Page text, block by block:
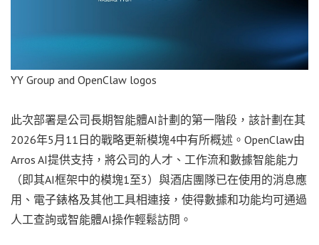
YY Group and OpenClaw logos
此次部署是公司長期智能體AI計劃的第一階段，該計劃在其
2026年5月11日的戰略更新模塊4中有所概述。OpenClaw由
Arros AI提供支持，將公司的人才、工作流和數據智能能力
（即其AI框架中的模塊1至3）與酒店團隊已在使用的消息應
用、電子錶格及其他工具相連接，使得數據和功能均可通過
人工查詢或智能體AI操作輕鬆訪問。